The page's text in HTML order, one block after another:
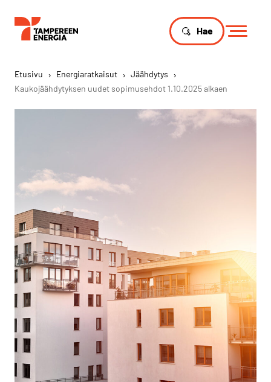
Hae
Etusivu › Energiaratkaisut › Jäähdytys ›
Kaukojäähdytyksen uudet sopimusehdot 1.10.2025 alkaen